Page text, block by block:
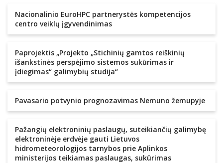
Nacionalinio EuroHPC partnerystės kompetencijos
centro veiklų įgyvendinimas
Paprojektis „Projekto „Stichinių gamtos reiškinių
išankstinės perspėjimo sistemos sukūrimas ir
įdiegimas“ galimybių studija“
Pavasario potvynio prognozavimas Nemuno žemupyje
Pažangių elektroninių paslaugų, suteikiančių galimybę
elektroninėje erdvėje gauti Lietuvos
hidrometeorologijos tarnybos prie Aplinkos
ministerijos teikiamas paslaugas, sukūrimas